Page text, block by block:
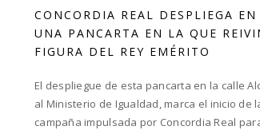
CONCORDIA REAL DESPLIEGA
UNA PANCARTA EN LA QUE
FIGURA DEL REY EMÉRITO
El despliegue de esta pancarta en la calle
al Ministerio de Igualdad, marca el inicio de
campaña impulsada por Concordia Real